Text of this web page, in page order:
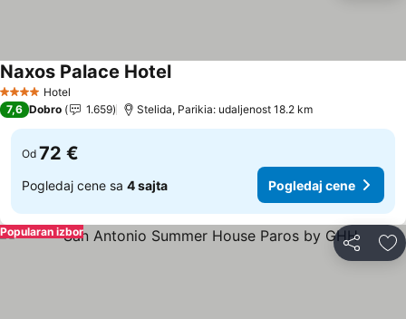
4 ZvezdiceHotel
Naxos Palace Hotel
7,6 Dobro 1.659 Stelida, Parikia: udaljenost 18.2 km
Od 72 €
Pogledaj cene sa 4 sajta Pogledaj cene
Deli
Popularan izbor